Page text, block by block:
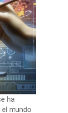
ha
mundo